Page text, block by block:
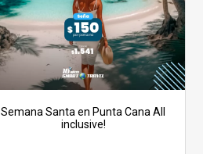
Semana Santa en Punta Cana All
inclusive!